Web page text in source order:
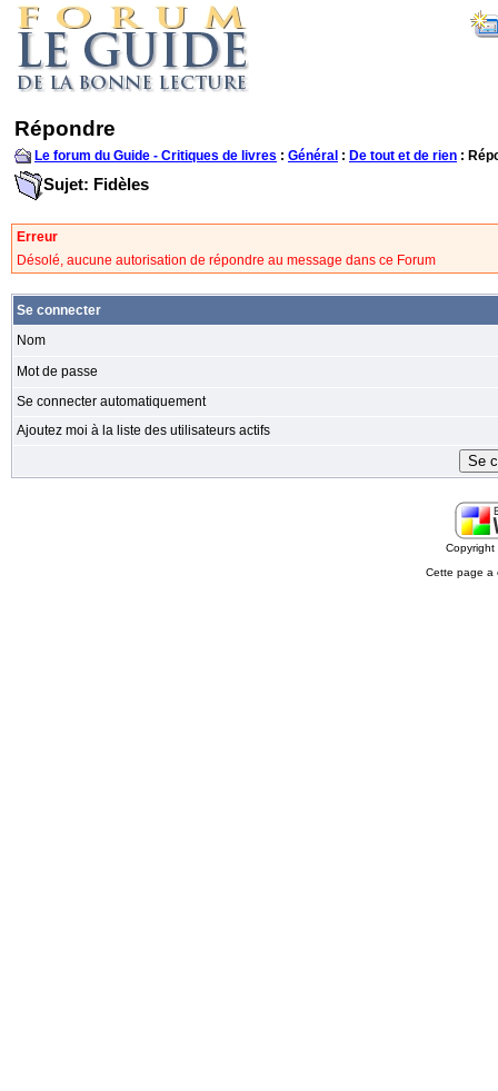
Répondre
Le forum du Guide - Critiques de livres : Général : De tout et de rien :
Sujet: Fidèles
Erreur
Désolé, aucune autorisation de répondre au message dans ce Forum
Se connecter
Nom
Mot de passe
Se connecter automatiquement
Ajoutez moi à la liste des utilisateurs actifs
Cette page a